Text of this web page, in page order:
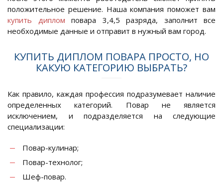
положительное решение. Наша компания поможет вам
купить диплом повара 3,4,5 разряда, заполнит все
необходимые данные и отправит в нужный вам город.
КУПИТЬ ДИПЛОМ ПОВАРА ПРОСТО, НО
КАКУЮ КАТЕГОРИЮ ВЫБРАТЬ?
Как правило, каждая профессия подразумевает наличие
определенных категорий. Повар не является
исключением, и подразделяется на следующие
специализации:
Повар-кулинар;
Повар-технолог;
Шеф-повар.